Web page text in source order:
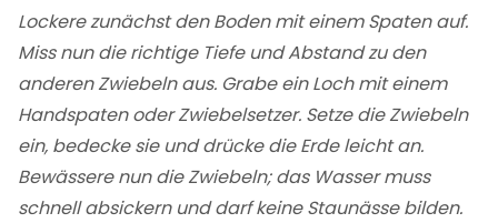
Lockere zunächst den Boden mit einem Spaten auf.
Miss nun die richtige Tiefe und Abstand zu den
anderen Zwiebeln aus. Grabe ein Loch mit einem
Handspaten oder Zwiebelsetzer. Setze die Zwiebeln
ein, bedecke sie und drücke die Erde leicht an.
Bewässere nun die Zwiebeln; das Wasser muss
schnell absickern und darf keine Staunässe bilden.